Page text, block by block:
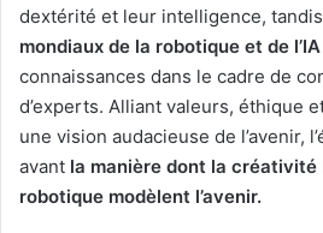
dextérité et leur intelligence,
mondiaux de la robotique et de l’IA
connaissances dans le cadre de
d’experts. Alliant valeurs, éthique
une vision audacieuse de l’avenir,
avant la manière dont la créativité
robotique modèlent l’avenir.